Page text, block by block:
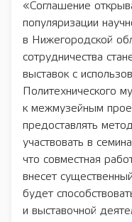
«Соглашение
популяризации
в Нижегородской
сотрудничества
выставок с
Политехнического
к межмузейным
предоставлять
участвовать в
что совместная
внесет
будет
и выставочной